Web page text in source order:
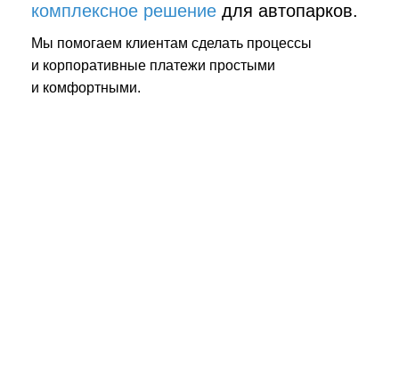
комплексное решение для автопарков.
Мы помогаем клиентам сделать процессы
и корпоративные платежи простыми
и комфортными.